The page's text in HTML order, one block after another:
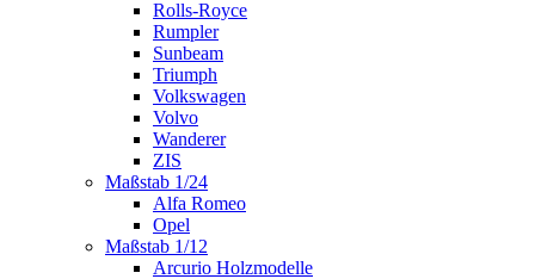
Rolls-Royce
Rumpler
Sunbeam
Triumph
Volkswagen
Volvo
Wanderer
ZIS
Maßstab 1/24
Alfa Romeo
Opel
Maßstab 1/12
Arcurio Holzmodelle